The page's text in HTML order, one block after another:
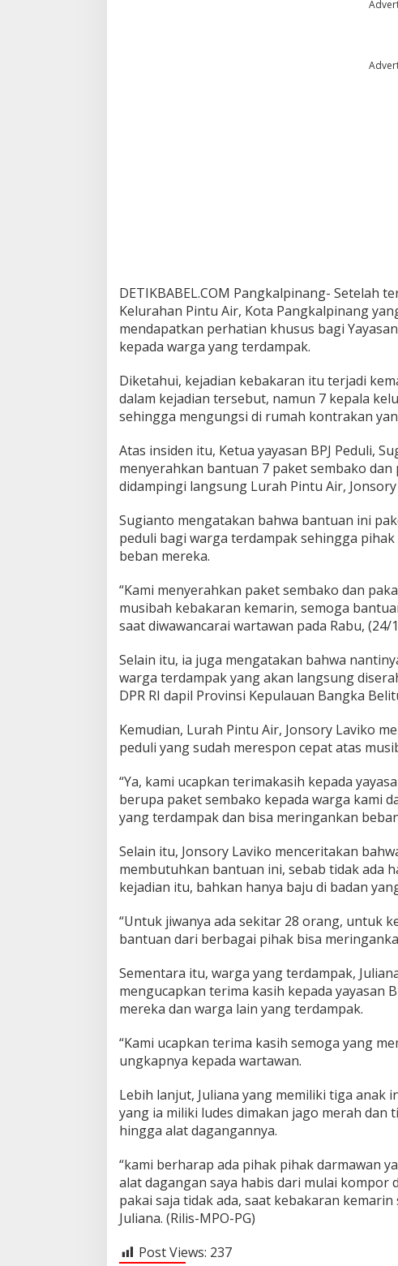
a
k
e
t
S
m
a
k
k
e
a
a
W
a
P
i
t
u
A
i
y
a
n
T
e
r
m
p
a
K
b
k
a
r
DETIKBABEL.COM Pangkalpinang- Setelah
Kelurahan Pintu Air, Kota Pangkalpinang
mendapatkan perhatian khusus bagi
kepada warga yang terdampak.
Diketahui, kejadian kebakaran itu terjadi
dalam kejadian tersebut, namun 7 kepala
sehingga mengungsi di rumah kontrakan
Atas insiden itu, Ketua yayasan BPJ Peduli,
menyerahkan bantuan 7 paket sembako
didampingi langsung Lurah Pintu Air,
Sugianto mengatakan bahwa bantuan ini
peduli bagi warga terdampak sehingga
beban mereka.
“Kami menyerahkan paket sembako dan
musibah kebakaran kemarin, semoga
saat diwawancarai wartawan pada Rabu, (24/
Selain itu, ia juga mengatakan bahwa
warga terdampak yang akan langsung
DPR RI dapil Provinsi Kepulauan Bangka
Kemudian, Lurah Pintu Air, Jonsory Laviko
peduli yang sudah merespon cepat atas
“Ya, kami ucapkan terimakasih kepada
berupa paket sembako kepada warga kami
yang terdampak dan bisa meringankan
Selain itu, Jonsory Laviko menceritakan
membutuhkan bantuan ini, sebab tidak ada
kejadian itu, bahkan hanya baju di badan
“Untuk jiwanya ada sekitar 28 orang, untuk
bantuan dari berbagai pihak bisa
Sementara itu, warga yang terdampak,
mengucapkan terima kasih kepada yayasan
mereka dan warga lain yang terdampak.
“Kami ucapkan terima kasih semoga yang
ungkapnya kepada wartawan.
Lebih lanjut, Juliana yang memiliki tiga
yang ia miliki ludes dimakan jago merah
hingga alat dagangannya.
“kami berharap ada pihak pihak darmawan
alat dagangan saya habis dari mulai kompor
pakai saja tidak ada, saat kebakaran
Juliana. (Rilis-MPO-PG)
Post Views: 237